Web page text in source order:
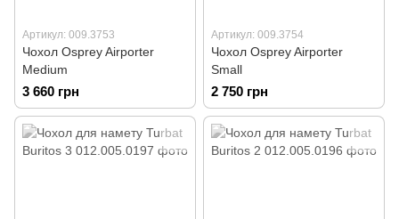
Артикул: 009.3753
Чохол Osprey Airporter
Medium
3 660 грн
Артикул: 009.3754
Чохол Osprey Airporter
Small
2 750 грн